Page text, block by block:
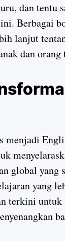
dan tentu
Berbagai
lanjut
dan orang
menjadi
global yang
yang
terkini